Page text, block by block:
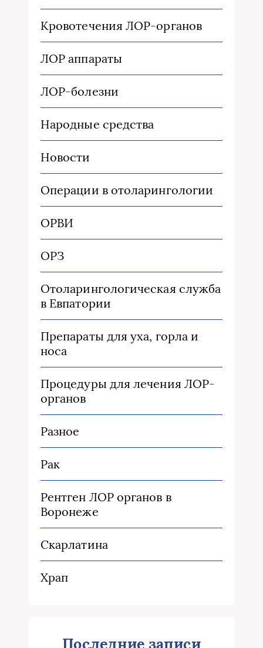
Кровотечения ЛОР-органов
ЛОР аппараты
ЛОР-болезни
Народные средства
Новости
Операции в отоларингологии
ОРВИ
ОРЗ
Отоларингологическая служба
в Евпатории
Препараты для уха, горла и
носа
Процедуры для лечения ЛОР-
органов
Разное
Рак
Рентген ЛОР органов в
Воронеже
Скарлатина
Храп
Последние записи